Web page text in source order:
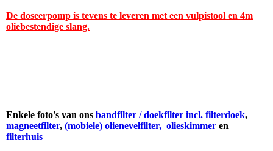
De doseerpomp is tevens te leveren met een vulpistool en 4m
oliebestendige slang.
Enkele foto's van ons bandfilter / doekfilter incl. filterdoek,
magneetfilter, (mobiele) olienevelfilter, olieskimmer en
filterhuis